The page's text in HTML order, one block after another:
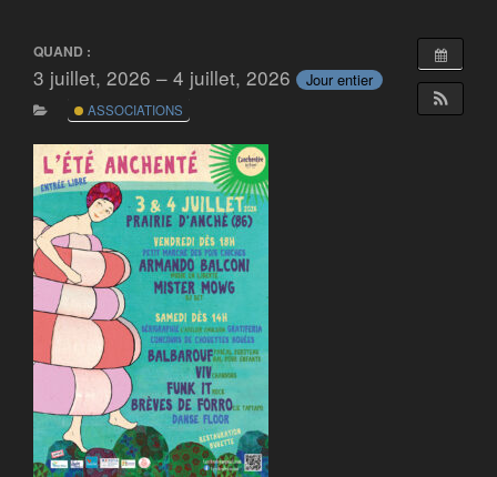
QUAND :
3 juillet, 2026 – 4 juillet, 2026 Jour entier
ASSOCIATIONS